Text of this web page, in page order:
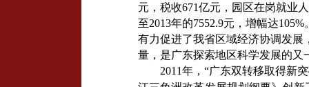
元，税收671亿元，园区在岗就业
至2013年的7552.9元，增幅达
有力促进了我省区域经济协调发
量，是广东探索地区科学发展的又
2011年，“广东双转移取得新